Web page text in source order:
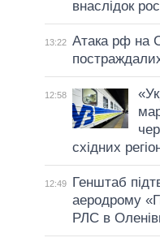
внаслідок
13:22 Атака рф на
12:58
східних
12:49
Генштаб
аеродрому
РЛС в